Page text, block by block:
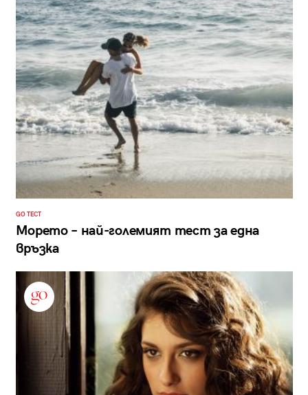
GO ТЕСТ
Морето – най-големият тест за една
връзка